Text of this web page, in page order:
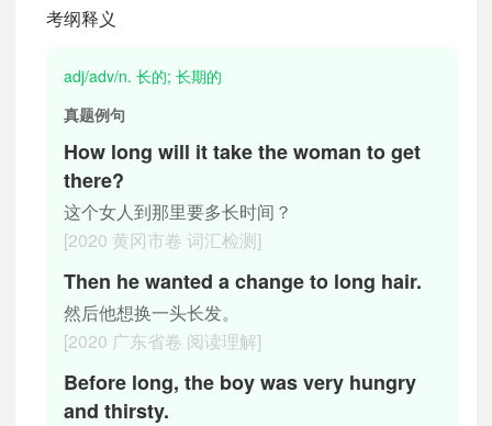
考纲释义
adj/adv/n. 长的; 长期的
真题例句
How long will it take the woman to get
there?
这个女人到那里要多长时间？
[2020 黄冈市卷 词汇检测]
Then he wanted a change to long hair.
然后他想换一头长发。
[2020 广东省卷 阅读理解]
Before long, the boy was very hungry
and thirsty.